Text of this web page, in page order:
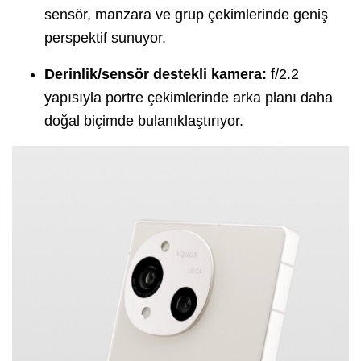
sensör, manzara ve grup çekimlerinde geniş
perspektif sunuyor.
Derinlik/sensör destekli kamera: f/2.2
yapısıyla portre çekimlerinde arka planı daha
doğal biçimde bulanıklaştırıyor.